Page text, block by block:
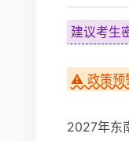
建议考生
⚠️ 政策预
2027年东